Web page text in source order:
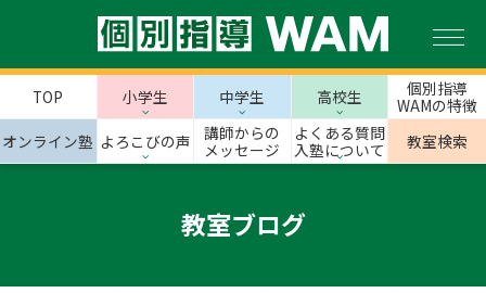
TOP 小学生 中学生 高校生
個別指導
WAMの特徴
オンライン塾 よろこびの声
講師からの
メッセージ
よくある質問
入塾について
教室検索
教室ブログ